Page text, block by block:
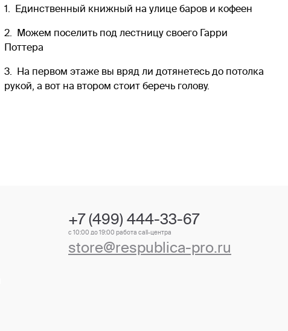
1. Единственный книжный на улице баров и кофеен
2. Можем поселить под лестницу своего Гарри
Поттера
3. На первом этаже вы вряд ли дотянетесь до потолка
рукой, а вот на втором стоит беречь голову.
+7 (499) 444-33-67
с 10:00 до 19:00 работа call-центра
store@respublica-pro.ru